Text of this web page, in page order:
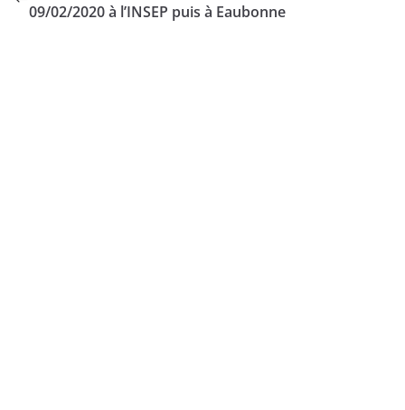
09/02/2020 à l’INSEP puis à Eaubonne